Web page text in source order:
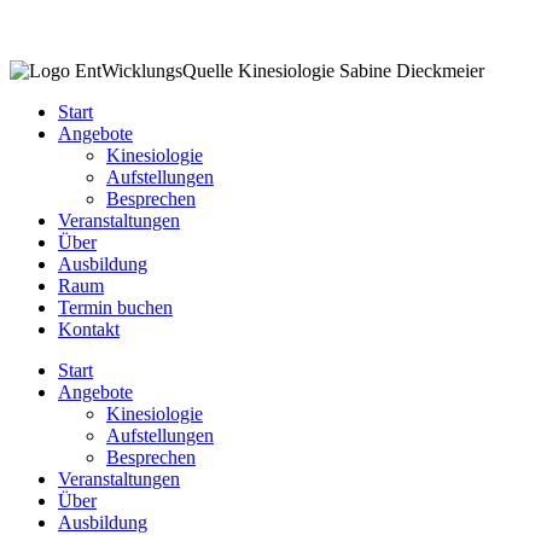
Start
Angebote
Kinesiologie
Aufstellungen
Besprechen
Veranstaltungen
Über
Ausbildung
Raum
Termin buchen
Kontakt
Start
Angebote
Kinesiologie
Aufstellungen
Besprechen
Veranstaltungen
Über
Ausbildung